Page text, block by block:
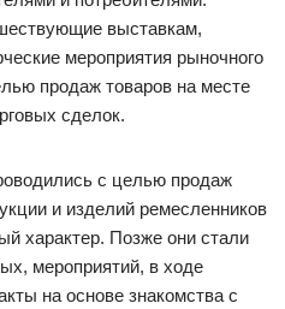
выставкам,
мероприятия рыночного
продаж товаров на месте
сделок.
с целью продаж
и изделий ремесленников
характер. Позже они стали
мероприятий, в ходе
на основе знакомства с